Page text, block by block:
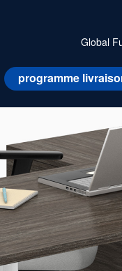
Global
programme